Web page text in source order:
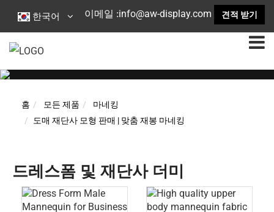
한국어 이메일 :info@aw-display.com 견적 받기
홈 모든 제품
마네킹
도매 재단사 모형 판매 | 맞춤 재봉 마네킹
드레스폼 및 재단사 더미